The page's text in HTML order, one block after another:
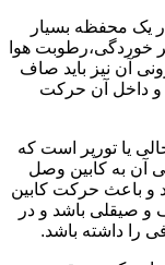
یک محفظه بسیار
خوردگی،رطوبت هوا
آن نیز باید صاف
و داخل آن حرکت
یا تورپر است که
آن به کابین وصل
و باعث حرکت کابین
صیقلی باشد و در
را داشته باشد.